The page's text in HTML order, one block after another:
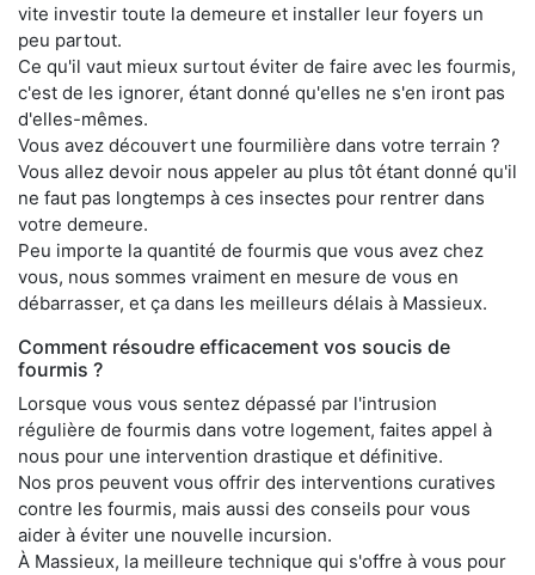
vite investir toute la demeure et installer leur foyers un
peu partout.
Ce qu'il vaut mieux surtout éviter de faire avec les fourmis,
c'est de les ignorer, étant donné qu'elles ne s'en iront pas
d'elles-mêmes.
Vous avez découvert une fourmilière dans votre terrain ?
Vous allez devoir nous appeler au plus tôt étant donné qu'il
ne faut pas longtemps à ces insectes pour rentrer dans
votre demeure.
Peu importe la quantité de fourmis que vous avez chez
vous, nous sommes vraiment en mesure de vous en
débarrasser, et ça dans les meilleurs délais à Massieux.
Comment résoudre efficacement vos soucis de
fourmis ?
Lorsque vous vous sentez dépassé par l'intrusion
régulière de fourmis dans votre logement, faites appel à
nous pour une intervention drastique et définitive.
Nos pros peuvent vous offrir des interventions curatives
contre les fourmis, mais aussi des conseils pour vous
aider à éviter une nouvelle incursion.
À Massieux, la meilleure technique qui s'offre à vous pour